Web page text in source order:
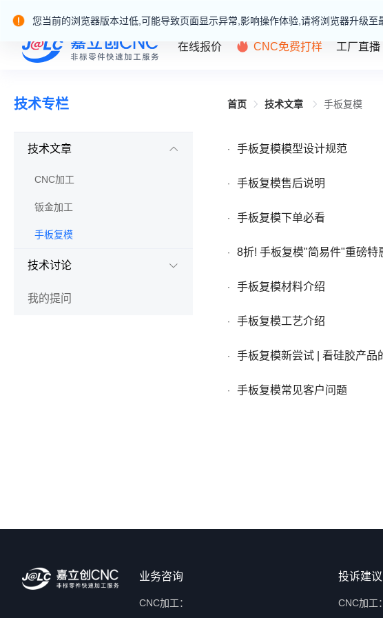
您当前的浏览器版本过低,可能导致页面显示异常,影响操作体验,请将浏览器升级至
在线报价 CNC免费打样 工厂直播
技术专栏
技术文章
CNC加工
钣金加工
手板复模
技术讨论
我的提问
首页 技术文章 手板复模
· 手板复模模型设计规范
· 手板复模售后说明
· 手板复模下单必看
· 8折! 手板复模"简易件"重磅特
· 手板复模材料介绍
· 手板复模工艺介绍
· 手板复模新尝试 | 看硅胶产品
· 手板复模常见客户问题
业务咨询
CNC加工：
投诉建议
CNC加工：